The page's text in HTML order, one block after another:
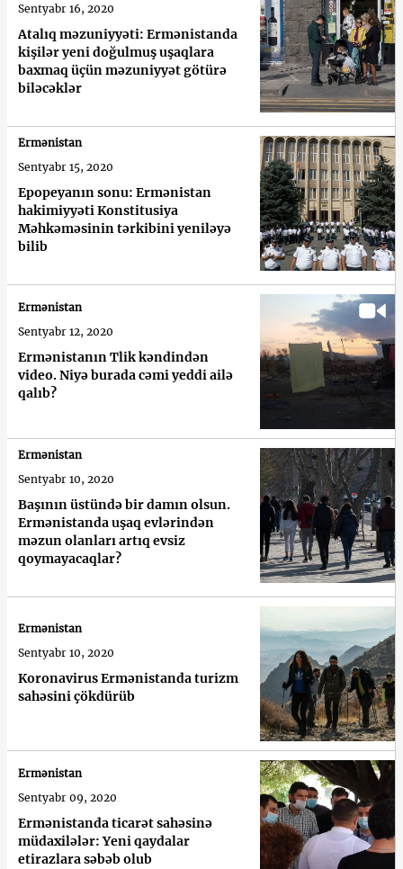
Atalıq məzuniyyəti: Ermənistanda
kişilər yeni doğulmuş uşaqlara
baxmaq üçün məzuniyyət götürə
biləcəklər
Sentyabr 16, 2020
Epopeyanın sonu: Ermənistan
hakimiyyəti Konstitusiya
Məhkəməsinin tərkibini yeniləyə
bilib
Ermənistan
Sentyabr 15, 2020
Ermənistanın Tlik kəndindən
video. Niyə burada cəmi yeddi ailə
qalıb?
Ermənistan
Sentyabr 12, 2020
Başının üstündə bir damın olsun.
Ermənistanda uşaq evlərindən
məzun olanları artıq evsiz
qoymayacaqlar?
Ermənistan
Sentyabr 10, 2020
Koronavirus Ermənistanda turizm
sahəsini çökdürüb
Ermənistan
Sentyabr 10, 2020
Ermənistanda ticarət sahəsinə
müdaxilələr: Yeni qaydalar
etirazlara səbəb olub
Ermənistan
Sentyabr 09, 2020